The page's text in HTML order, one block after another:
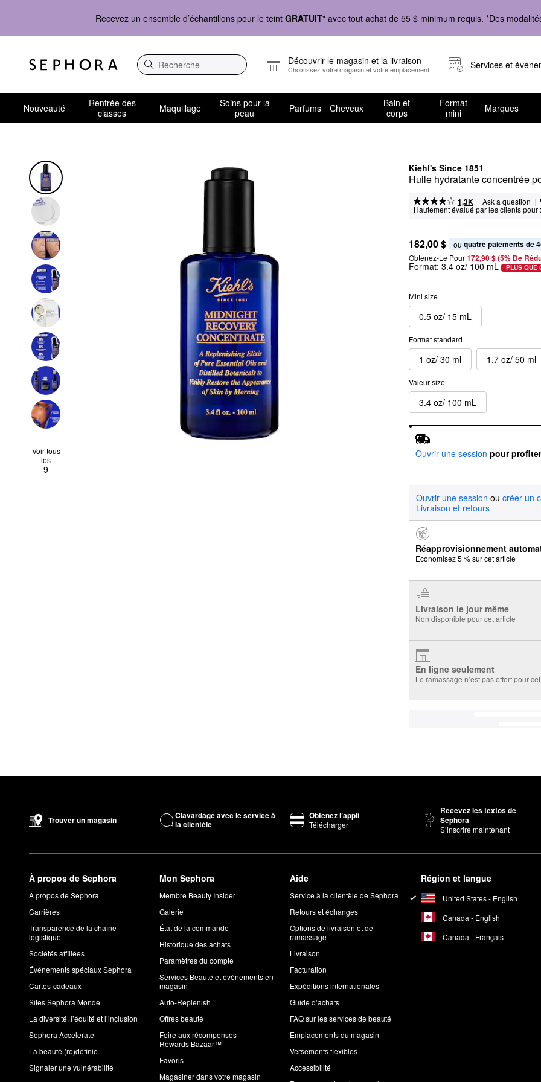
Recevez un ensemble d’échantillons pour le teint GRATUIT* avec tout achat de 55 $ minimum requis. *Des
Recherche
Découvrir le magasin et la livraison
Choisissez votre magasin et votre emplacement Services et
Nouveauté
Rentrée des
classes
Maquillage
Soins pour la
peau
Parfums Cheveux
Bain et
corps
Format
mini
Marques
Kiehl's Since 1851
Huile hydratante concentrée
1,3K | Ask a question |
Hautement évalué par les clients pour :
Voir tous
les
9
182,00 $ ou quatre paiements de
Obtenez-Le Pour172,90 $ (5% De
Format: 3.4 oz/ 100 mL PLUS QUE
Mini size
0.5 oz/ 15 mL
Format standard
1 oz/ 30 ml 1.7 oz/ 50 ml
Valeur size
3.4 oz/ 100 mL
Ouvrir une session pour
Ouvrir une session ou créer un
Livraison et retours
Réapprovisionnement
Économisez 5 % sur cet article
Livraison le jour même
Non disponible pour cet article
En ligne seulement
Le ramassage n’est pas offert pour
Trouver un magasin
Clavardage avec le service à
la clientèle
Obtenez l’appli
Télécharger
Recevez les textos de
Sephora
S’inscrire maintenant
À propos de Sephora
À propos de Sephora
Carrières
Transparence de la chaîne
logistique
Sociétés affiliées
Événements spéciaux Sephora
Cartes-cadeaux
Sites Sephora Monde
La diversité, l’équité et l’inclusion
Sephora Accelerate
La beauté (re)définie
Signaler une vulnérabilité
Mon Sephora
Membre Beauty Insider
Galerie
État de la commande
Historique des achats
Paramètres du compte
Services Beauté et événements en
magasin
Auto-Replenish
Offres beauté
Foire aux récompenses
Rewards Bazaar™
Favoris
Magasiner dans votre magasin
Aide
Service à la clientèle de Sephora
Retours et échanges
Options de livraison et de
ramassage
Livraison
Facturation
Expéditions internationales
Guide d’achats
FAQ sur les services de beauté
Emplacements du magasin
Versements flexibles
Accessibilité
Région et langue
United States - English
Canada - English
Canada - Français